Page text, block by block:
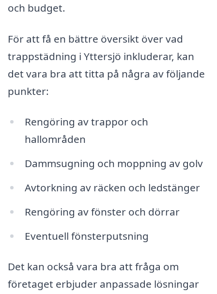
och budget.
För att få en bättre översikt över vad
trappstädning i Yttersjö inkluderar, kan
det vara bra att titta på några av följande
punkter:
Rengöring av trappor och
hallområden
Dammsugning och moppning av golv
Avtorkning av räcken och ledstänger
Rengöring av fönster och dörrar
Eventuell fönsterputsning
Det kan också vara bra att fråga om
företaget erbjuder anpassade lösningar